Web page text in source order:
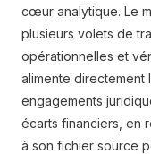
cœur analytique. Le
plusieurs volets de
opérationnelles et
alimente directement
engagements
écarts financiers, en
à son fichier source